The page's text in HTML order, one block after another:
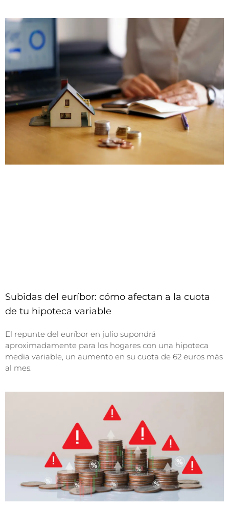
Subidas del euríbor: cómo afectan a la cuota
de tu hipoteca variable
El repunte del euríbor en julio supondrá
aproximadamente para los hogares con una hipoteca
media variable, un aumento en su cuota de 62 euros más
al mes.